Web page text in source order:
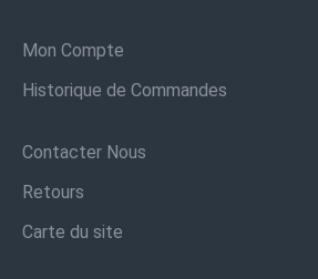
Mon Compte
Historique de Commandes
Contacter Nous
Retours
Carte du site